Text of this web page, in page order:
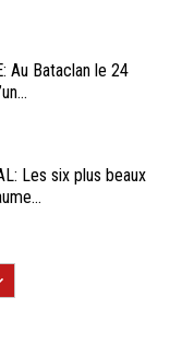
Au Bataclan le 24
Les six plus beaux